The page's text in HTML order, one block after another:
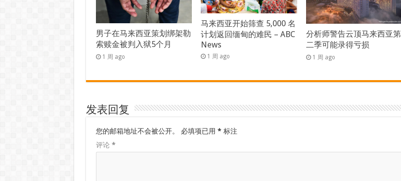
男子在马来西亚策划绑架勒
索赎金被判入狱5个月
1 周 ago
马来西亚开始筛查 5,000 名
计划返回缅甸的难民 – ABC
News
1 周 ago
分析师警告云顶马来西亚第
二季可能录得亏损
1 周 ago
发表回复
您的邮箱地址不会被公开。 必填项已用 * 标注
评论 *